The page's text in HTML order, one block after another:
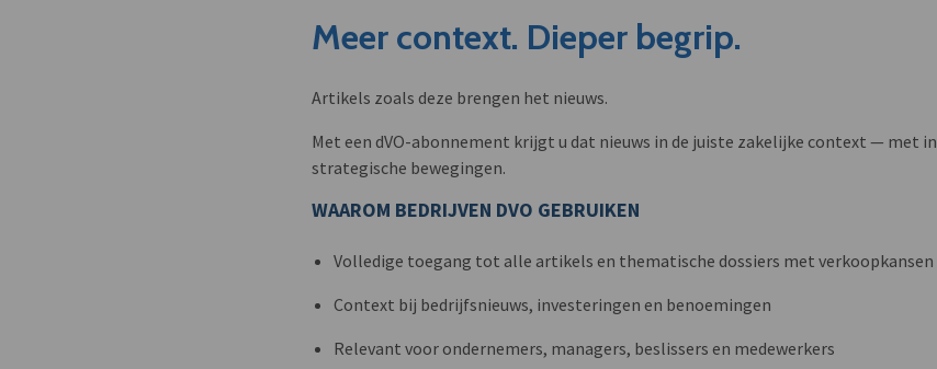
Meer context. Dieper begrip.
Artikels zoals deze brengen het nieuws.
Met een dVO-abonnement krijgt u dat nieuws in de juiste zakelijke context — met
strategische bewegingen.
WAAROM BEDRIJVEN DVO GEBRUIKEN
Volledige toegang tot alle artikels en thematische dossiers met verkoopkansen
Context bij bedrijfsnieuws, investeringen en benoemingen
Relevant voor ondernemers, managers, beslissers en medewerkers